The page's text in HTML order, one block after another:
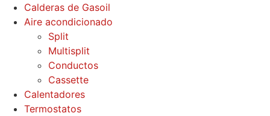
Calderas de Gasoil
Aire acondicionado
Split
Multisplit
Conductos
Cassette
Calentadores
Termostatos